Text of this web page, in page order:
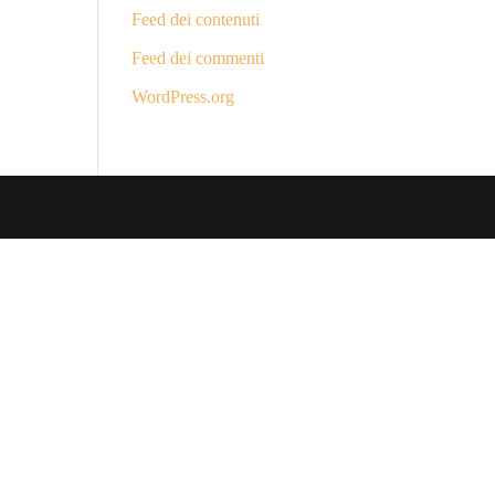
Feed dei contenuti
Feed dei commenti
WordPress.org